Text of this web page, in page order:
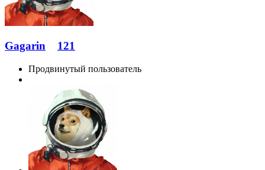
Gagarin 121
Продвинутый пользователь